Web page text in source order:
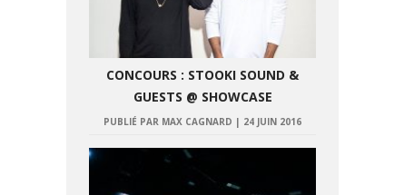
CONCOURS : STOOKI SOUND &
GUESTS @ SHOWCASE
PUBLIÉ PAR MAX CAGNARD | 24 JUIN 2016